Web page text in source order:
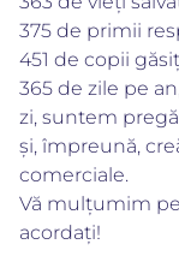
375 de primii
451 de copii
365 de zile pe
zi, suntem
și, împreună,
comerciale.
Vă mulțumim
acordați!